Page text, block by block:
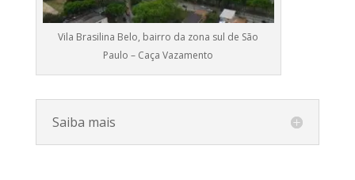
Vila Brasilina Belo, bairro da zona sul de São
Paulo – Caça Vazamento
Saiba mais